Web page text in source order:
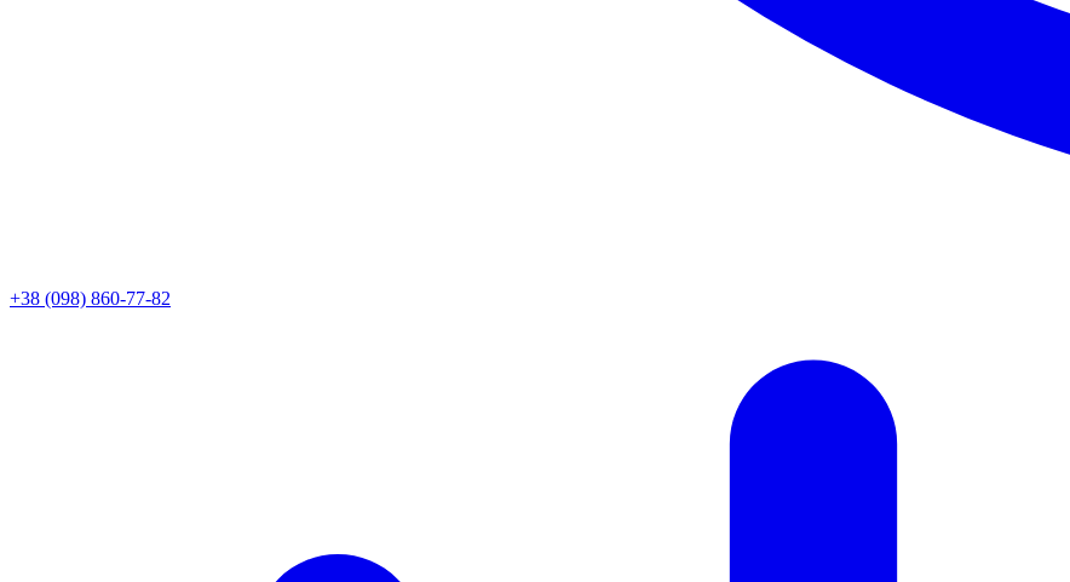
+38 (098) 860-77-82